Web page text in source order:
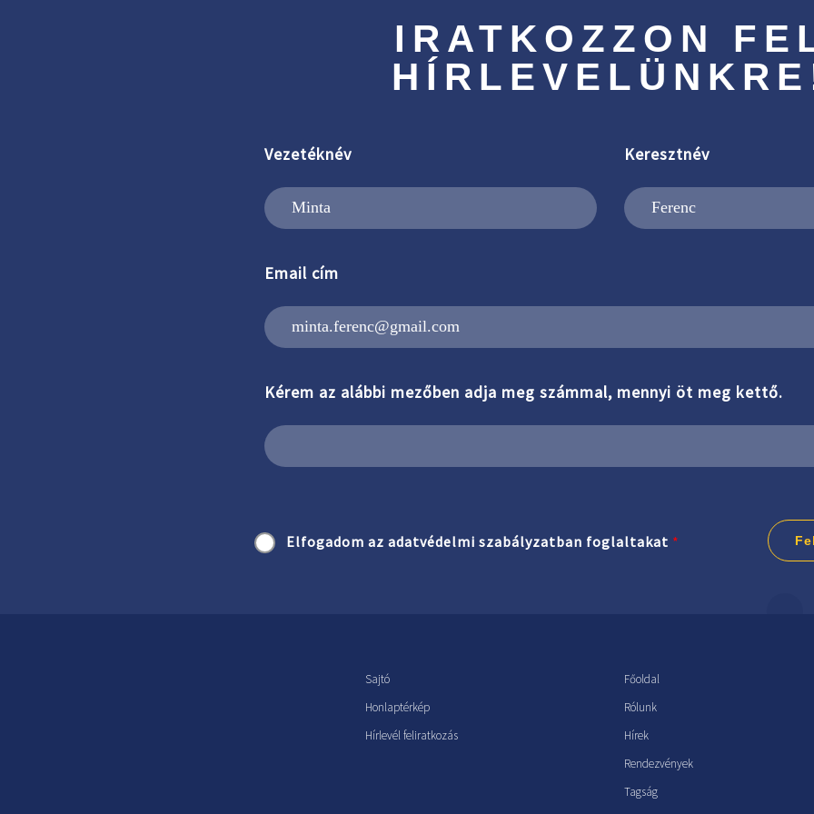
IRATKOZZON
Vezetéknév Keresztnév
Email cím
Kérem az alábbi mezőben adja meg számmal, mennyi öt meg kettő.
Elfogadom az adatvédelmi szabályzatban foglaltakat *
Sajtó
Honlaptérkép
Hírlevél feliratkozás
Főoldal
Rólunk
Hírek
Rendezvények
Tagság